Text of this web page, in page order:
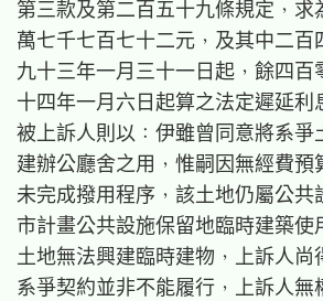
第三款及第二百五十九條規定，
萬七千七百七十二元，及其中二
九十三年一月三十一日起，餘四
十四年一月六日起算之法定遲延利
被上訴人則以：伊雖曾同意將系
建辦公廳舍之用，惟嗣因無經費
未完成撥用程序，該土地仍屬公
市計畫公共設施保留地臨時建築
土地無法興建臨時建物，上訴人
系爭契約並非不能履行，上訴人